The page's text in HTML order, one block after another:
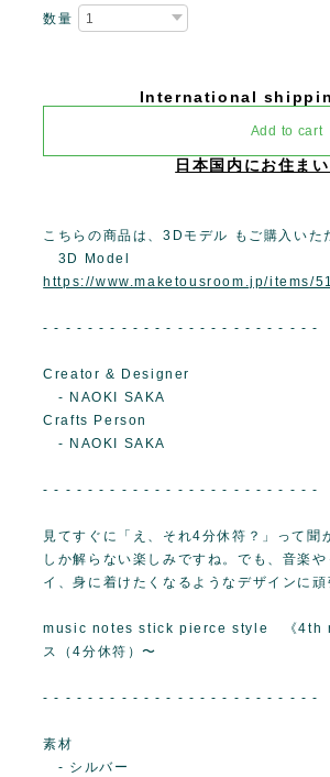
数量
International
Add to cart
日本国内にお住ま
こちらの商品は、3Dモデル もご購入いた
3D Model
https://www.maketousroom.jp/items/
- - - - - - - - - - - - - - - - - - - - - - - - -
Creator & Designer
- NAOKI SAKA
Crafts Person
- NAOKI SAKA
- - - - - - - - - - - - - - - - - - - - - - - - -
見てすぐに「え、それ4分休符？」って聞
しか解らない楽しみですね。でも、音楽
イ、身に着けたくなるようなデザインに頑
music notes stick pierce style 《4th
ス（4分休符）〜
- - - - - - - - - - - - - - - - - - - - - - - - -
素材
- シルバー